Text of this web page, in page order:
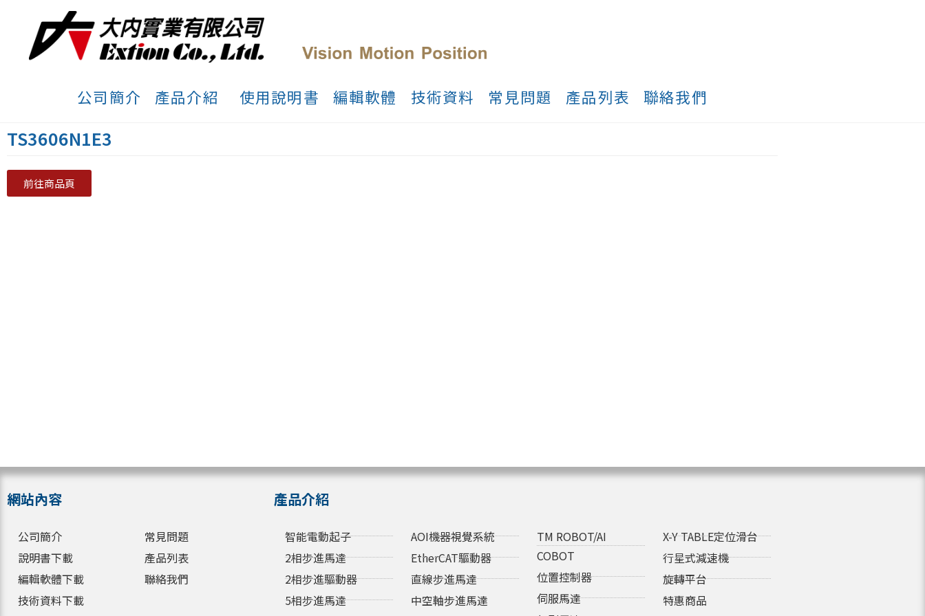
公司簡介 產品介紹 使用說明書 編輯軟體 技術資料 常見問題 產品列表 聯絡我們
TS3606N1E3
前往商品頁
網站內容
公司簡介
說明書下載
編輯軟體下載
技術資料下載
常見問題
產品列表
聯絡我們
產品介紹
智能電動起子
2相步進馬達
2相步進驅動器
5相步進馬達
AOI機器視覺系統
EtherCAT驅動器
直線步進馬達
中空軸步進馬達
TM ROBOT/AI
COBOT
位置控制器
伺服馬達
X-Y TABLE定位滑台
行星式減速機
旋轉平台
特惠商品